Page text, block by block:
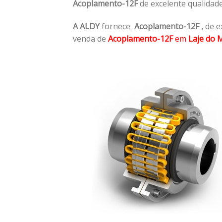
Acoplamento-12Fde excelente
A ALDYfornece Acoplamento-12F ,de
venda de Acoplamento-12Fem Laje do